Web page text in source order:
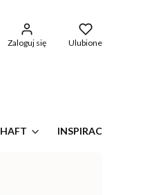
Zaloguj się Ulubione
HAFT INSPIRACJE